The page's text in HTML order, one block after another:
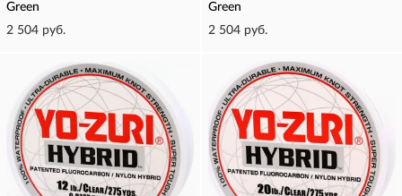
Green
2 504 руб.
Green
2 504 руб.